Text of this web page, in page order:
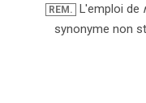
REM. L'emploi de
synonyme non